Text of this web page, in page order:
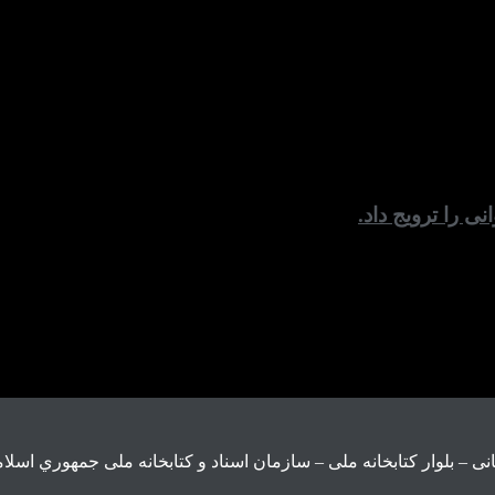
را ترویج داد.
بلوار كتابخانه ملی – سازمان اسناد و كتابخانه ملی جمهوري